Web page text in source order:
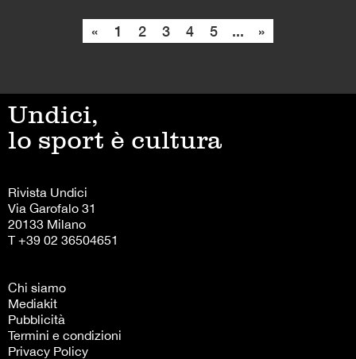
« 1 2 3 4 5 ... »
Undici,
lo sport è cultura
Rivista Undici
Via Garofalo 31
20133 Milano
T +39 02 36504651
Chi siamo
Mediakit
Pubblicità
Termini e condizioni
Privacy Policy